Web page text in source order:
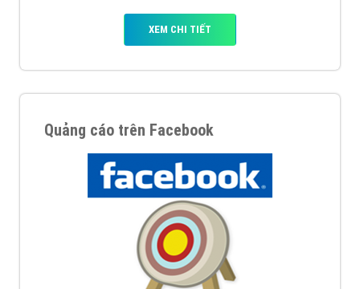
XEM CHI TIẾT
Quảng cáo trên Facebook